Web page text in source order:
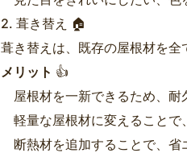
2. 葺き替え 🏠
葺き替えは、既存の屋根材を
メリット 👍
屋根材を一新できるため、耐
軽量な屋根材に変えることで
断熱材を追加することで、省